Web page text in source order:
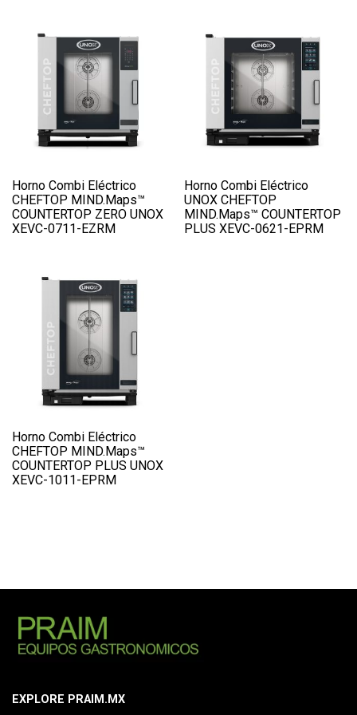
Horno Combi Eléctrico
CHEFTOP MIND.Maps™
COUNTERTOP ZERO UNOX
XEVC-0711-EZRM
Horno Combi Eléctrico
UNOX CHEFTOP
MIND.Maps™ COUNTERTOP
PLUS XEVC-0621-EPRM
Horno Combi Eléctrico
CHEFTOP MIND.Maps™
COUNTERTOP PLUS UNOX
XEVC-1011-EPRM
EXPLORE PRAIM.MX